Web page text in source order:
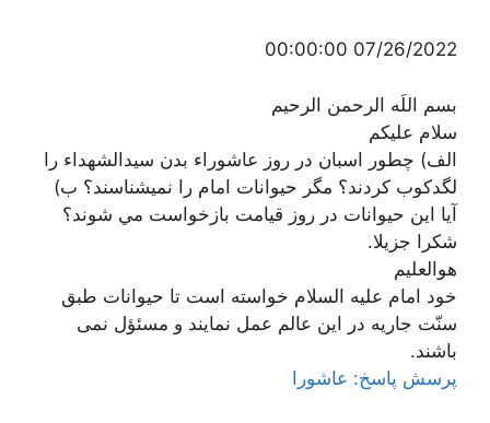
07/26/2022 00:00:00
بسم اللَه الرحمن الرحیم
سلام عليكم
الف) چطور اسبان در روز عاشوراء بدن سيدالشهداء را
لگدكوب كردند؟ مگر حيوانات امام را نميشناسند؟ ب)
آيا اين حيوانات در روز قيامت بازخواست مي شوند؟
شکرا جزیلا.
هوالعلیم
خود امام علیه السلام خواسته است تا حیوانات طبق
سنّت جاریه در این عالم عمل نمایند و مسئؤل نمی
باشند.
پرسش پاسخ: عاشورا